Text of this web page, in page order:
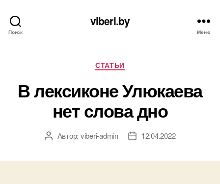
Поиск
viberi.by
Меню
Рубрики
СТАТЬИ
В лексиконе Улюкаева
нет слова дно
АвторАвтор: viberi-admin
Дата12.04.2022